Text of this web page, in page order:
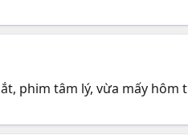
phim tâm lý, vừa mấy